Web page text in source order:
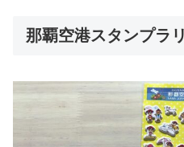
那覇空港スタンプラ